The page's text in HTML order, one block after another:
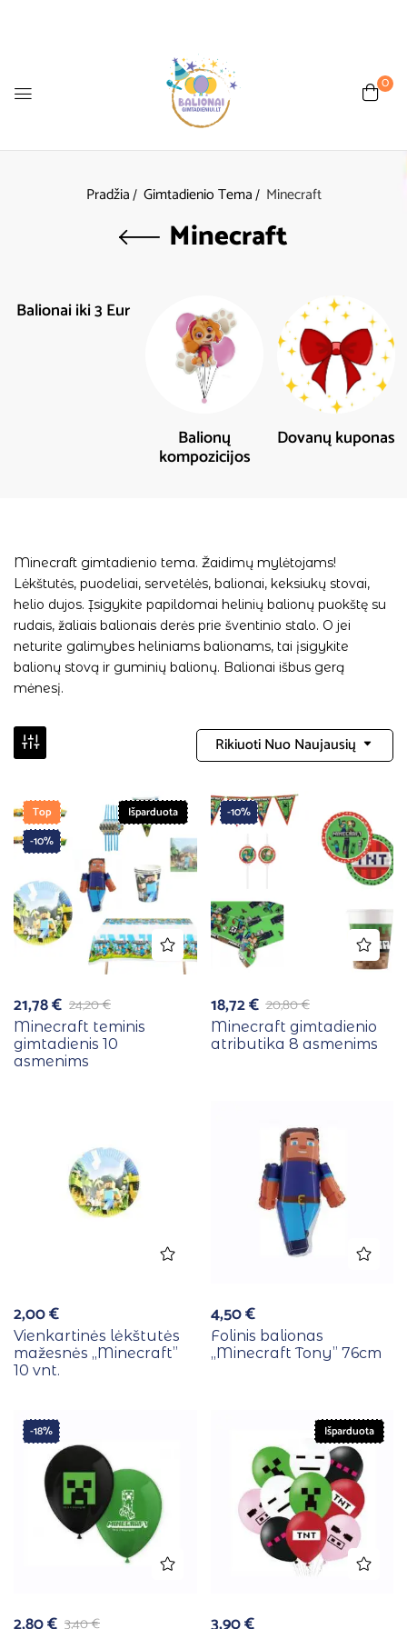
0
Pradžia Gimtadienio Tema Minecraft
Minecraft
Balionai iki 3 Eur
Balionų
kompozicijos
Dovanų kuponas
Minecraft gimtadienio tema. Žaidimų mylėtojams!
Lėkštutės, puodeliai, servetėlės, balionai, keksiukų stovai,
helio dujos. Įsigykite papildomai helinių balionų puokštę su
rudais, žaliais balionais derės prie šventinio stalo. O jei
neturite galimybes heliniams balionams, tai įsigykite
balionų stovą ir guminių balionų. Balionai išbus gerą
mėnesį.
Rikiuoti Nuo Naujausių
Top
-10%
Išparduota
24,20€
21,78€
Minecraft teminis
gimtadienis 10
asmenims
-10%
20,80€
18,72€
Minecraft gimtadienio
atributika 8 asmenims
2,00€
Vienkartinės lėkštutės
mažesnės ,,Minecraft”
10 vnt.
4,50€
Folinis balionas
,,Minecraft Tony” 76cm
-18%
3,40€
Išparduota